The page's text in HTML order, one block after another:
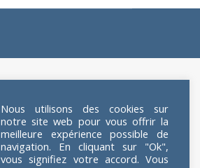
Nous utilisons des cookies sur
notre site web pour vous offrir la
meilleure expérience possible de
navigation. En cliquant sur "Ok",
vous signifiez votre accord. Vous